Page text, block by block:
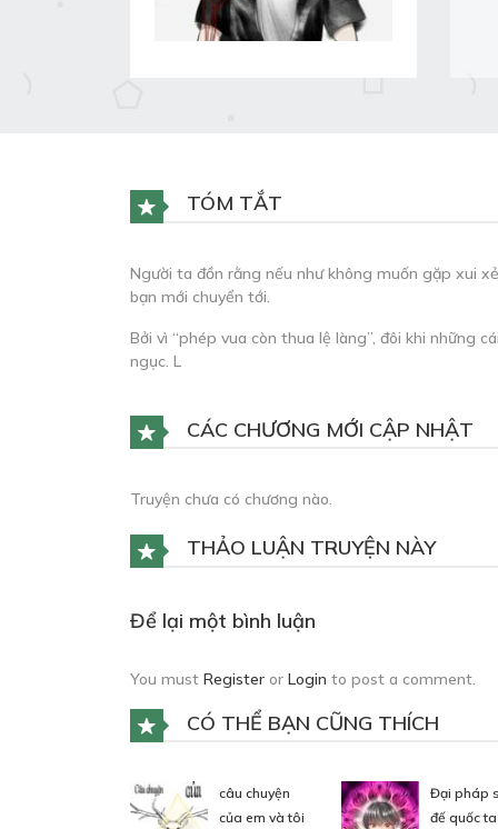
TÓM TẮT
Người ta đồn rằng nếu như không muốn gặp xui
bạn mới chuyển tới.
Bởi vì “phép vua còn thua lệ làng”, đôi khi những
ngục. L
CÁC CHƯƠNG MỚI CẬP NHẬT
Truyện chưa có chương nào.
THẢO LUẬN TRUYỆN NÀY
Để lại một bình luận
You must Register or Login to post a comment.
CÓ THỂ BẠN CŨNG THÍCH
câu chuyện
của em và tôi
Đại pháp
đế quốc